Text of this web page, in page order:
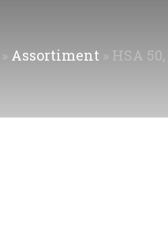
» Assortiment » HSA